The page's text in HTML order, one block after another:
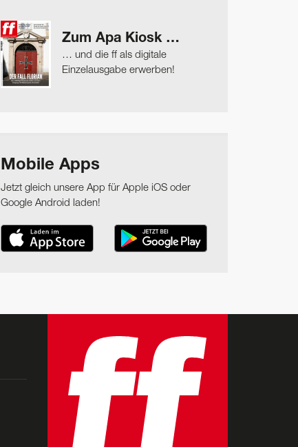
Zum Apa Kiosk …
… und die ff als digitale
Einzelausgabe erwerben!
Mobile Apps
Jetzt gleich unsere App für Apple iOS oder
Google Android laden!